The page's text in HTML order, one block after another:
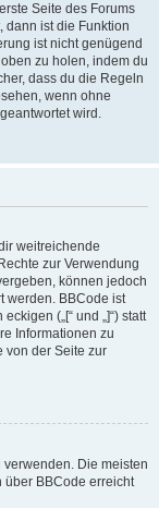
Seite des Forums
dann ist die Funktion
ist nicht genügend
zu holen, indem du
dass du die Regeln
wenn ohne
wird.
weitreichende
zur Verwendung
können jedoch
werden. BBCode ist
(„[“ und „]“) statt
Informationen zu
von der Seite zur
Die meisten
über BBCode erreicht